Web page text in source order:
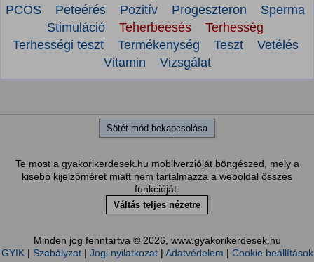
PCOS
Peteérés Pozitív Progeszteron
Sperma
Stimuláció
Teherbeesés
Terhesség
Terhességi teszt
Termékenység Teszt
Vetélés
Vitamin
Vizsgálat
Sötét mód bekapcsolása
Te most a gyakorikerdesek.hu mobilverzióját böngészed, mely a
kisebb kijelzőméret miatt nem tartalmazza a weboldal összes
funkcióját.
Váltás teljes nézetre
Minden jog fenntartva © 2026, www.gyakorikerdesek.hu
GYIK| Szabályzat| Jogi nyilatkozat| Adatvédelem | Cookie beállítások